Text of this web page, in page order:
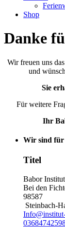
Shop
Danke
Wir freuen uns
und
Sie
Für weitere
Ihr
Wir sind für
Titel
Babor
Bei den
98587
Steinbach-